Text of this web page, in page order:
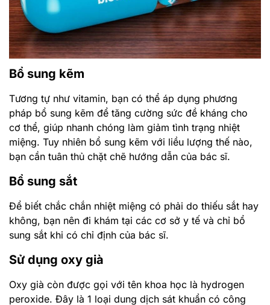
Để biết chắc chắn nhiệt miệng có phải do thiếu sắt hay
không, bạn nên đi khám tại các cơ sở y tế và chỉ bổ
sung sắt khi có chỉ định của bác sĩ.
Sử dụng oxy già
Oxy già còn được gọi với tên khoa học là hydrogen
peroxide. Đây là 1 loại dung dịch sát khuẩn có công
dụng làm sạch vết thương hiệu quả. Ngoài ra dung
dịch này còn làm giảm tối đa các vi khuẩn trong
miệng. Tuy nhiên các bác sĩ không ưu tiên sử dụng oxy
diệt bạch cầu và làm tổn thương các tế bào khỏe
Sử dụng nước súc miệng chuyên dụng
súc miệng đã được kiểm nghiệm bởi Bộ y tế để đẩy
gây ra.